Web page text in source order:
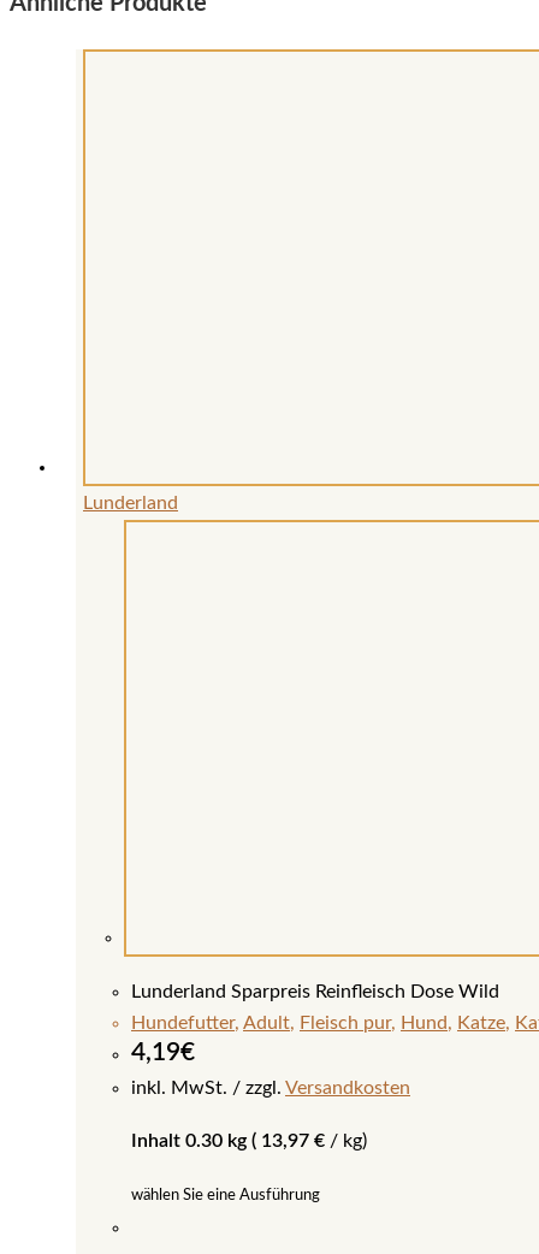
Lunderland
Lunderland Sparpreis Reinfleisch Dose Wild
Hundefutter, Adult, Fleisch pur, Hund, Katze,
4,19€
inkl. MwSt. zzgl. Versandkosten
Inhalt 0.30 kg ( 13,97 € / kg)
wählen Sie eine Ausführung